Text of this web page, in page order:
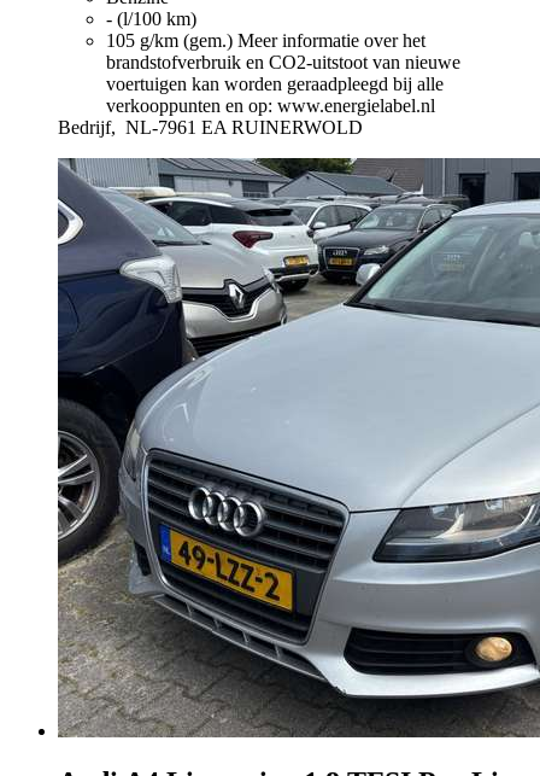
- (l/100 km)
105 g/km (gem.) Meer informatie over het
brandstofverbruik en CO2-uitstoot van nieuwe
voertuigen kan worden geraadpleegd bij alle
verkooppunten en op: www.energielabel.nl
Bedrijf, NL-7961 EA RUINERWOLD